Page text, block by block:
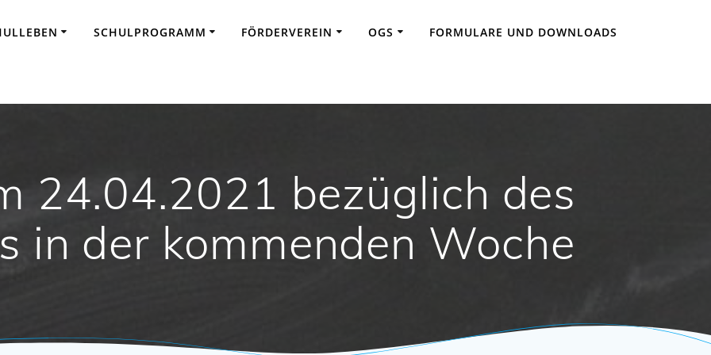
SCHULPROGRAMM FÖRDERVEREIN OGS FORMULARE UND DOWNLOADS
24.04.2021 bezüglich des
in der kommenden Woche